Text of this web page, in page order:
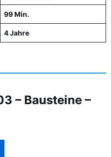
99 Min.
4 Jahre
– Bausteine –